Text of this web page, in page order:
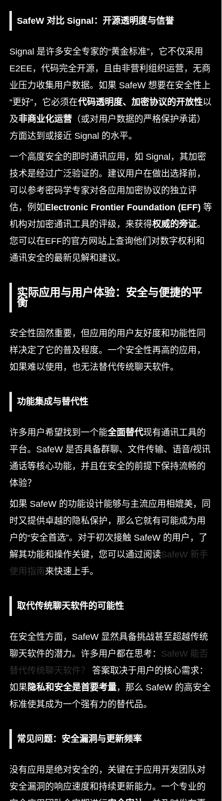
SafeW 对比 Signal：开源透明度与信誉
Signal 是许多安全专家的“黄金标准”，它不仅采用
E2EE，代码完全开源，且由非营利组织运营，无商
业压力收集用户数据。如果 SafeW 想要在安全性上
“更好”，它必须在代码透明度、加密协议的开放性以
及非商业化运营（或对用户数据的严格保护承诺）
方面达到或接近 Signal 的水平。
一个高度安全的即时通讯应用，如 Signal，其加密
技术是经过广泛验证的。建议用户在做出选择前，
可以参考密码学专家对各应用加密协议的独立评
估，例如Electronic Frontier Foundation (EFF) 等
机构对加密通讯工具的评级，来获得权威的旁证。
您可以在EFF的官方网站上查询他们对数字权利和
通讯安全的最新见解和建议。
实际应用与用户体验：安全与便捷的平
衡
安全性固然重要，但应用的用户友好度和功能性同
样决定了它的普及程度。一个安全性再高的应用，
如果难以使用，也无法替代传统聊天软件。
功能集成与替代性
许多用户希望找到一个能全面替代现有通讯工具的
平台。SafeW 是否具备群聊、文件传输、语音/视讯
通话等核心功能，并且在安全的前提下保持流畅的
体验？
如果 SafeW 的功能设计能够与主流应用相媲美，同
时又提供卓越的隐私保护，那么它就有可能成为用
户的“安全首选”。对于初次接触 SafeW 的用户，了
解其功能和操作关键，您可以通过阅读SafeW 新手
使用指南来快速上手。
取代传统聊天软件的可能性
在安全性方面，SafeW 显然具备挑战甚至超越传统
聊天软件的潜力。许多用户都在思考： SafeW 能否
替代传统聊天软件？
答案取决于用户的核心需求：
如果 隐私和安全是首要考量，那么 SafeW 的高安全
标准使其成为一个强有力的替代品。
常见问题：安全漏洞与更新频率
没有应用是绝对安全的，关键在于应用开发团队对
安全漏洞的响应速度和持续更新能力。一个专业的